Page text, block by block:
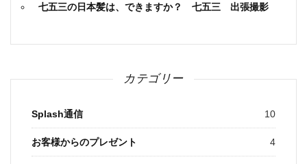
七五三の日本髪は、できますか？ 七五三 出張撮影
カテゴリー
Splash通信 10
お客様からのプレゼント 4